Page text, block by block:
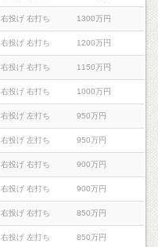
右投げ 右打ち 1300万円
右投げ 右打ち 1200万円
右投げ 右打ち 1150万円
右投げ 右打ち 1000万円
右投げ 左打ち 950万円
右投げ 左打ち 950万円
右投げ 右打ち 900万円
右投げ 右打ち 900万円
右投げ 右打ち 850万円
右投げ 左打ち 850万円